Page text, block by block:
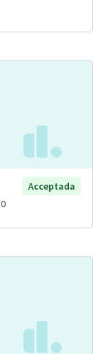
Acceptada
0